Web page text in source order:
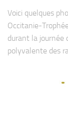
Voici quelques
Occitanie-
durant la journée
polyvalente des